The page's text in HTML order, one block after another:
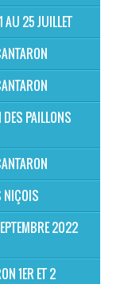
AU 25 JUILLET
PAILLONS
NIÇOIS
2022
1ER ET 2